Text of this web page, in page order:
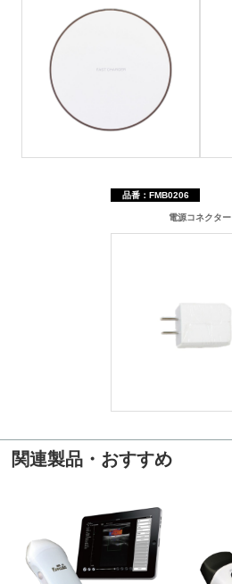
品番：FMB0206
電源コネクター
関連製品・おすすめ